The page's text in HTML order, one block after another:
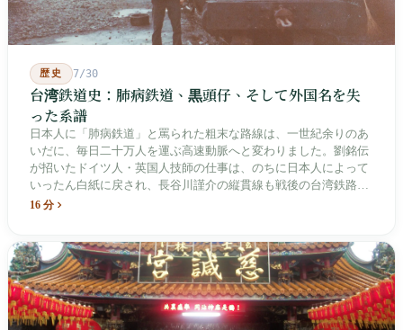
歴史 7/30
台湾鉄道史：肺病鉄道、黒頭仔、そして外国名を失
った系譜
日本人に「肺病鉄道」と罵られた粗末な路線は、一世紀余りのあ
いだに、毎日二十万人を運ぶ高速動脈へと変わりました。劉銘伝
が招いたドイツ人・英国人技師の仕事は、のちに日本人によって
いったん白紙に戻され、長谷川謹介の縦貫線も戦後の台湾鉄路に
よって改名・改番されました。どの世代も前の世代の記録を脚注
治スローガン、そしてようやくプユマ・タロコの世代になって、
先住民族の地名が再びレールの上に敷き戻されたのです。
16 分